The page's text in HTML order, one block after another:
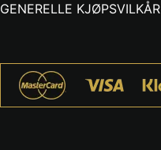
GENERELLE KJØPSVILKÅR